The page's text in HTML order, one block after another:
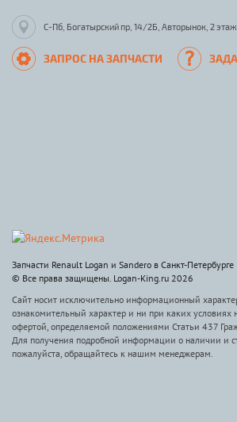
С-Пб, Богатырский пр, 14/2Б, Авторынок, 2
ЗАПРОС НА ЗАПЧАСТИ
Запчасти Renault Logan и Sandero в Санкт-Петербурге
© Все права защищены. Logan-King.ru 2026
Сайт носит исключительно информационный
ознакомительный характер и ни при каких условиях
офертой, определяемой положениями Статьи 437
Для получения подробной информации о наличии и
пожалуйста, обращайтесь к нашим менеджерам.